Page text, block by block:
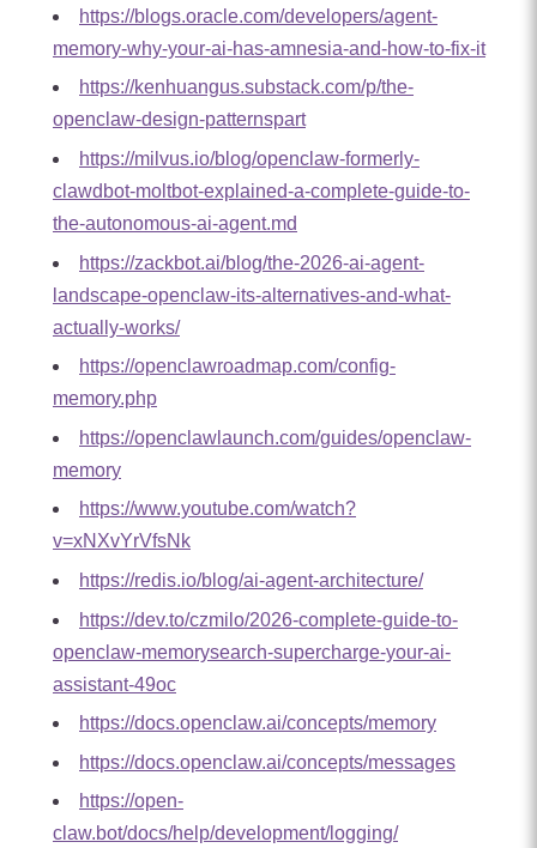
https://blogs.oracle.com/developers/agent-
memory-why-your-ai-has-amnesia-and-how-to-fix-it
https://kenhuangus.substack.com/p/the-
openclaw-design-patternspart
https://milvus.io/blog/openclaw-formerly-
clawdbot-moltbot-explained-a-complete-guide-to-
the-autonomous-ai-agent.md
https://zackbot.ai/blog/the-2026-ai-agent-
landscape-openclaw-its-alternatives-and-what-
actually-works/
https://openclawroadmap.com/config-
memory.php
https://openclawlaunch.com/guides/openclaw-
memory
https://www.youtube.com/watch?
v=xNXvYrVfsNk
https://redis.io/blog/ai-agent-architecture/
https://dev.to/czmilo/2026-complete-guide-to-
openclaw-memorysearch-supercharge-your-ai-
assistant-49oc
https://docs.openclaw.ai/concepts/memory
https://docs.openclaw.ai/concepts/messages
https://open-
claw.bot/docs/help/development/logging/